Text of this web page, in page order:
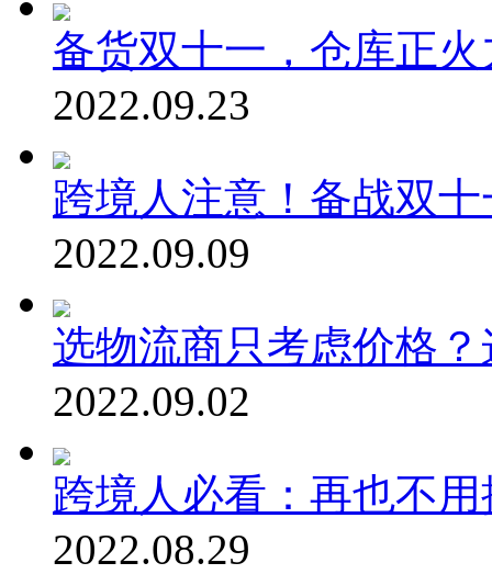
备货双十一，仓库正
2022.09.23
跨境人注意！备战双
2022.09.09
选物流商只考虑价格
2022.09.02
跨境人必看：再也不
2022.08.29